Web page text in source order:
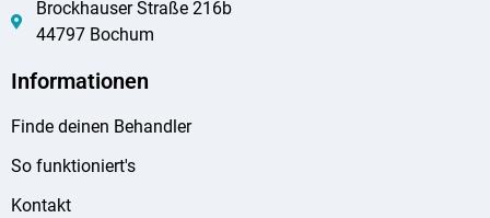
Brockhauser Straße 216b
44797 Bochum
Informationen
Finde deinen Behandler
So funktioniert's
Kontakt